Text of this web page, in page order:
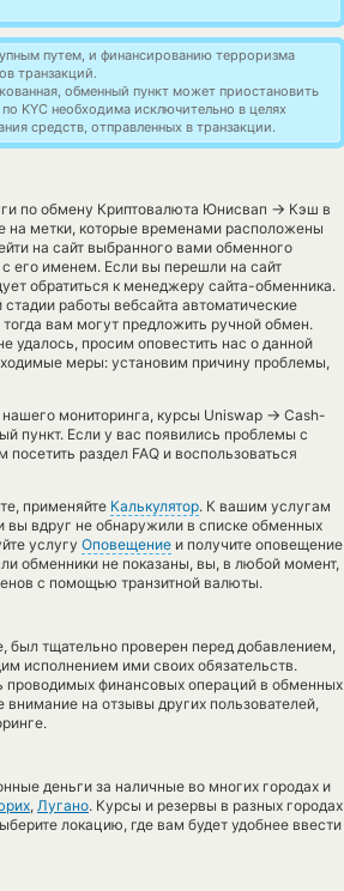
путем, и финансированию терроризма
транзакций.
обменный пункт может приостановить
KYC необходима исключительно в целях
средств, отправленных в транзакции.
по обмену Криптовалюта Юнисвап → Кэш в
на метки, которые временами расположены
на сайт выбранного вами обменного
его именем. Если вы перешли на сайт
обратиться к менеджеру сайта-обменника.
работы вебсайта автоматические
вам могут предложить ручной обмен.
удалось, просим оповестить нас о данной
меры: установим причину проблемы,
мониторинга, курсы Uniswap → Cash-
пункт. Если у вас появились проблемы с
раздел FAQ и воспользоваться
применяйте Калькулятор. К вашим услугам
вы вдруг не обнаружили в списке обменных
услугу Оповещение и получите оповещение
обменники не показаны, вы, в любой момент,
с помощью транзитной валюты.
тщательно проверен перед добавлением,
исполнением ими своих обязательств.
проводимых финансовых операций в обменных
на отзывы других пользователей,
деньги за наличные во многих городах и
, Лугано. Курсы и резервы в разных городах
локацию, где вам будет удобнее ввести